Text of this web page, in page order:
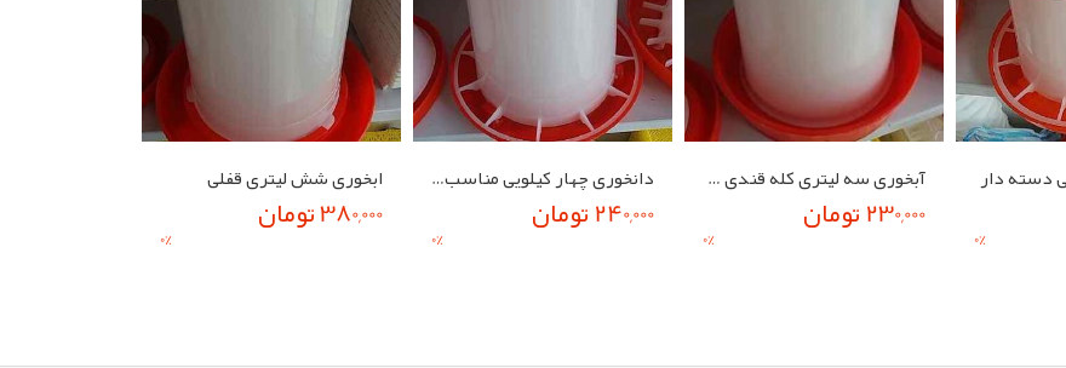
ابخوری شش لیتری قفلی
380,000 تومان 0%
دانخوری چهار کیلویی مناسب برای تمام طیور
240,000 تومان 0%
آبخوری سه لیتری کله قندی جوجه
230,000 تومان 0%
دسته دار
0%